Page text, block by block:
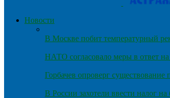
Новости
В Москве побит температурный
НАТО согласовало меры в ответ
Горбачев опроверг
В России захотели ввести налог на